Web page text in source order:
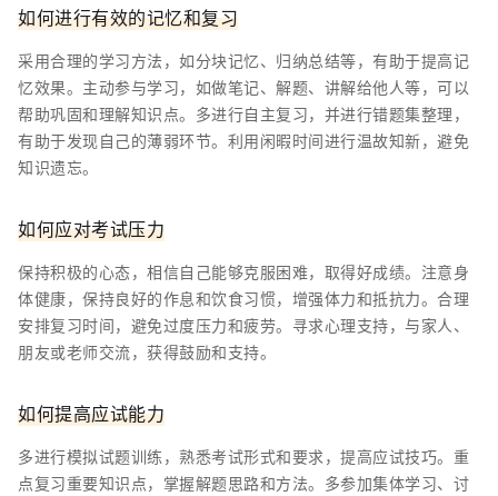
如何进行有效的记忆和复习
采用合理的学习方法，如分块记忆、归纳总结等，有助于提高记
忆效果。主动参与学习，如做笔记、解题、讲解给他人等，可以
帮助巩固和理解知识点。多进行自主复习，并进行错题集整理，
有助于发现自己的薄弱环节。利用闲暇时间进行温故知新，避免
知识遗忘。
如何应对考试压力
保持积极的心态，相信自己能够克服困难，取得好成绩。注意身
体健康，保持良好的作息和饮食习惯，增强体力和抵抗力。合理
安排复习时间，避免过度压力和疲劳。寻求心理支持，与家人、
朋友或老师交流，获得鼓励和支持。
如何提高应试能力
多进行模拟试题训练，熟悉考试形式和要求，提高应试技巧。重
点复习重要知识点，掌握解题思路和方法。多参加集体学习、讨